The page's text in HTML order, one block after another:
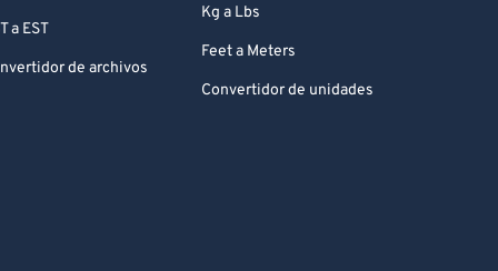
a EST
de archivos
Kg a Lbs
Feet a Meters
Convertidor de unidades